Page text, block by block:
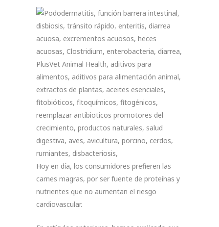
Hoy en día, los consumidores prefieren las
carnes magras, por ser fuente de proteínas y
nutrientes que no aumentan el riesgo
cardiovascular.